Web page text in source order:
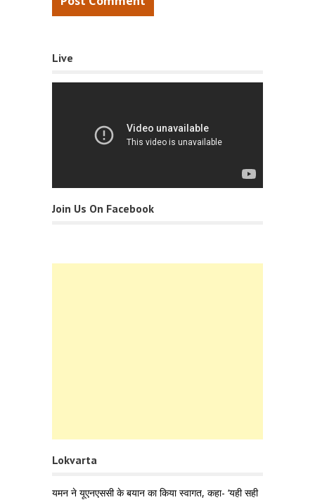
Live
Join Us On Facebook
Lokvarta
यमन ने यूएनएससी के बयान का किया स्वागत, कहा- ‘यही सही